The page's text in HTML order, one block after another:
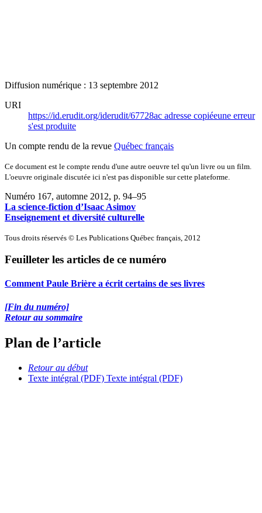
Diffusion numérique : 13 septembre 2012
URI
https://id.erudit.org/iderudit/67728ac adresse copiéeune erreur
s'est produite
Un compte rendu de la revue Québec français
Ce document est le compte rendu d'une autre oeuvre tel qu'un livre ou un film.
L'oeuvre originale discutée ici n'est pas disponible sur cette plateforme.
Numéro 167, automne 2012, p. 94–95
La science-fiction d’Isaac Asimov
Enseignement et diversité culturelle
Tous droits réservés © Les Publications Québec français, 2012
Feuilleter les articles de ce numéro
Comment Paule Brière a écrit certains de ses livres
[Fin du numéro]
Retour au sommaire
Plan de l’article
Retour au début
Texte intégral (PDF) Texte intégral (PDF)